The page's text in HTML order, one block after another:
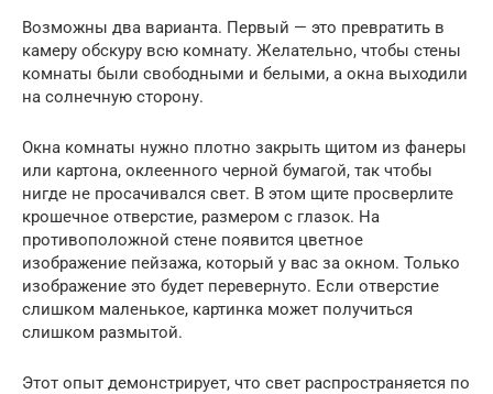
Возможны два варианта. Первый — это превратить в
камеру обскуру всю комнату. Желательно, чтобы стены
комнаты были свободными и белыми, а окна выходили
на солнечную сторону.
Окна комнаты нужно плотно закрыть щитом из фанеры
или картона, оклеенного черной бумагой, так чтобы
нигде не просачивался свет. В этом щите просверлите
крошечное отверстие, размером с глазок. На
противоположной стене появится цветное
изображение пейзажа, который у вас за окном. Только
изображение это будет перевернуто. Если отверстие
слишком маленькое, картинка может получиться
слишком размытой.
Этот опыт демонстрирует, что свет распространяется по